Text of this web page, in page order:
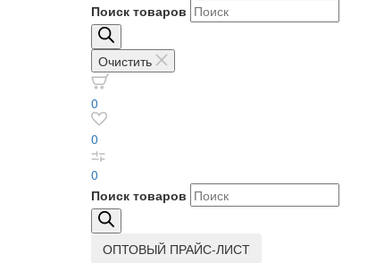
Поиск товаров
Очистить
0
0
0
Поиск товаров
ОПТОВЫЙ ПРАЙС-ЛИСТ